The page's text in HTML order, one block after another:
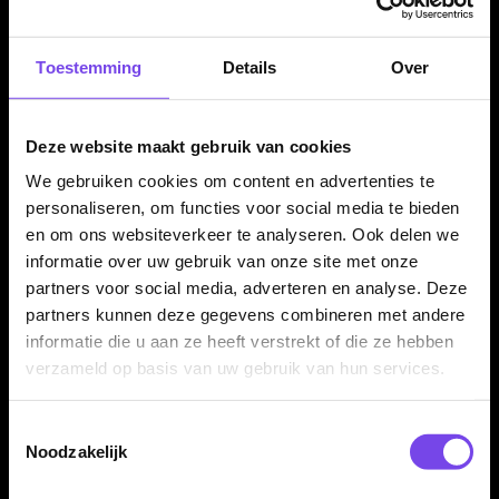
Toestemming Details Over
Deze website maakt gebruik van cookies
We gebruiken cookies om content en advertenties te
personaliseren, om functies voor social media te bieden
en om ons websiteverkeer te analyseren. Ook delen we
informatie over uw gebruik van onze site met onze
partners voor social media, adverteren en analyse. Deze
partners kunnen deze gegevens combineren met andere
informatie die u aan ze heeft verstrekt of die ze hebben
verzameld op basis van uw gebruik van hun services.
Noodzakelijk
De Clear White uitvoering geeft de case een frisse en
moderne uitstraling. De lichte afwerking past goed bij veel
dartsets, flights en shafts.
Darts en accessoires niet inbegrepen
Dit product bestaat uit de L-Style KrystaL One Dart Case Mike
De Decker Clear White zelf. Darts, flights, shafts en overige